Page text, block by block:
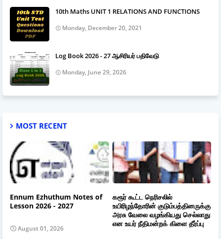
10th Maths UNIT 1 RELATIONS AND FUNCTIONS
Monday, December 20, 2021
Log Book 2026 - 27 ஆசிரியர் பதிவேடு
Monday, June 29, 2026
MOST RECENT
Ennum Ezhuthum Notes of
Lesson 2026 - 2027
August 01, 2026
கரூர் கூட்ட நெரிசலில்
உயிரிழந்தோரின் குடும்பத்தினருக்கு
அரசு வேலை வழங்கியது செல்லாது
என உயர் நீதிமன்றக் கிளை தீர்ப்பு